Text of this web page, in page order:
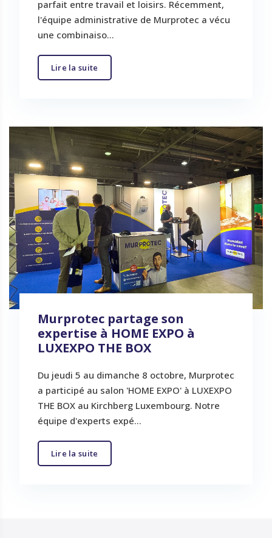
parfait entre travail et loisirs. Récemment,
l'équipe administrative de Murprotec a vécu
une combinaiso...
Lire la suite
Murprotec partage son
expertise à HOME EXPO à
LUXEXPO THE BOX
Du jeudi 5 au dimanche 8 octobre, Murprotec
a participé au salon 'HOME EXPO' à LUXEXPO
THE BOX au Kirchberg Luxembourg. Notre
équipe d'experts expé...
Lire la suite